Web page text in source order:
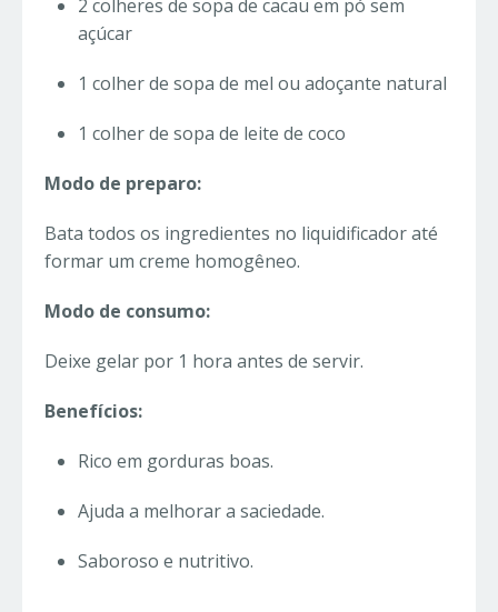
2 colheres de sopa de cacau em pó sem
açúcar
1 colher de sopa de mel ou adoçante natural
1 colher de sopa de leite de coco
Modo de preparo:
Bata todos os ingredientes no liquidificador até
formar um creme homogêneo.
Modo de consumo:
Deixe gelar por 1 hora antes de servir.
Benefícios:
Rico em gorduras boas.
Ajuda a melhorar a saciedade.
Saboroso e nutritivo.